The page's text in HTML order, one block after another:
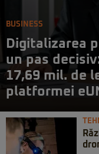
BUSINESS
Digitalizarea
un pas
17,69 mil. de
platformei